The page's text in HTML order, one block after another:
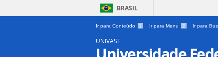
BRASIL
Ir para Conteúdo 1 Ir para Menu 2 Ir para
UNIVASF